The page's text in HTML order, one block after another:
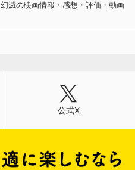
幻滅の映画情報・感想・評価・動画
公式X